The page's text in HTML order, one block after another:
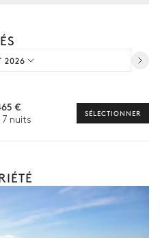
2026
€
nuits
SÉLECTIONNER